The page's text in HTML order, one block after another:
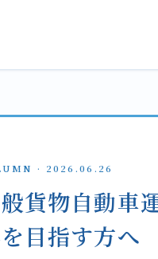
· 2026.06.26
貨物自動車
目指す方へ